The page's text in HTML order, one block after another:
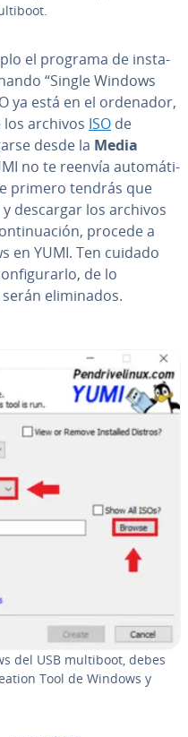
el programa de in­s­ta­
“Single Windows
ya está en el ordenador,
los archivos ISO de
desde la Media
no te reenvía au­to­má­ti­
primero tendrás que
descargar los archivos
procede a
en YUMI. Ten cuidado
de lo
eli­mi­na­dos.
del USB multiboot, debes
Tool de Windows y